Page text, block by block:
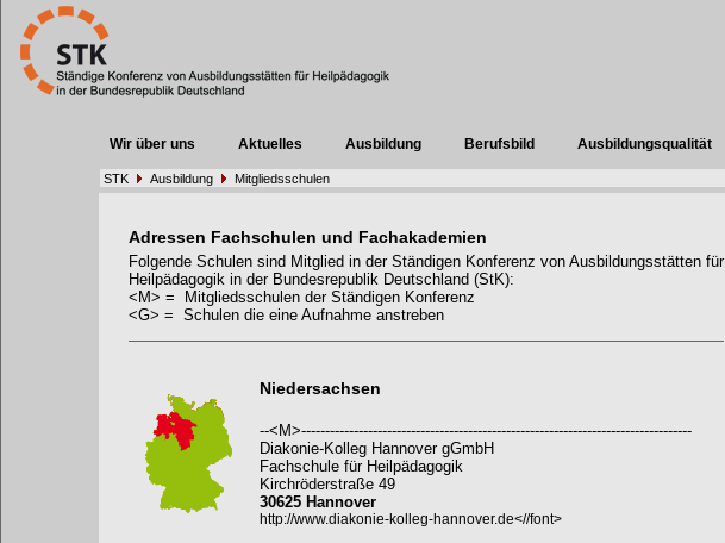
Wir über uns Aktuelles Ausbildung Berufsbild Ausbildungsqualität
STK Ausbildung Mitgliedsschulen
Adressen Fachschulen und Fachakademien
Folgende Schulen sind Mitglied in der Ständigen Konferenz von Ausbildungsstätten für
Heilpädagogik in der Bundesrepublik Deutschland (StK):
<M> = Mitgliedsschulen der Ständigen Konferenz
<G> = Schulen die eine Aufnahme anstreben
Niedersachsen
--<M>----------------------------------------------------------------------------------
Diakonie-Kolleg Hannover gGmbH
Fachschule für Heilpädagogik
Kirchröderstraße 49
30625 Hannover
http://www.diakonie-kolleg-hannover.de<//font>